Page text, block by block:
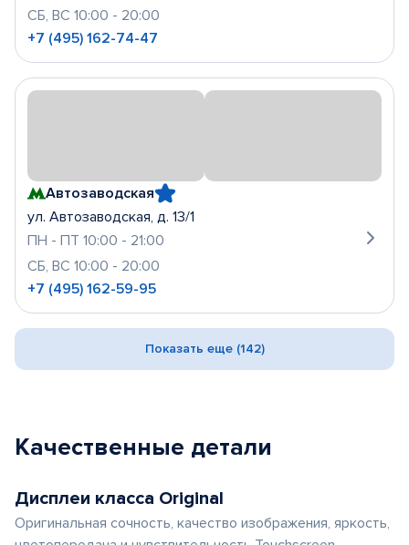
СБ, ВС 10:00 - 20:00
+7 (495) 162-74-47
Автозаводская
ул. Автозаводская, д. 13/1
ПН - ПТ 10:00 - 21:00
СБ, ВС 10:00 - 20:00
+7 (495) 162-59-95
Показать еще (142)
Качественные детали
Дисплеи класса Original
Оригинальная сочность, качество изображения, яркость,